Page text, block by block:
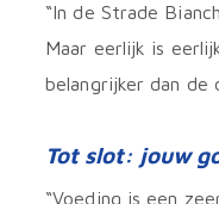
“In de Strade
Maar eerlijk is
belangrijker dan de
Tot slot: jouw
“Voeding is een